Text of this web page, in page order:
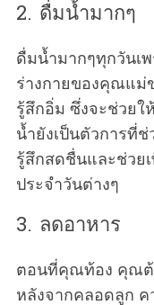
2. ดื่มน้ำมากๆ
ดื่มน้ำมากๆทุกวันเ
ร่างกายของคุณแม่
รู้สึกอิ่ม ซึ่งจะช่วย
น้ำยังเป็นตัวการที่ช่
รู้สึกสดชื่นและช่วย
ประจำวันต่างๆ
3. ลดอาหาร
ตอนที่คุณท้อง คุณต้
หลังจากคลอดลูก ค